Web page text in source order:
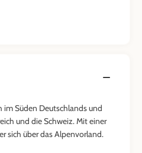
im Süden Deutschlands und
und die Schweiz. Mit einer
sich über das Alpenvorland.